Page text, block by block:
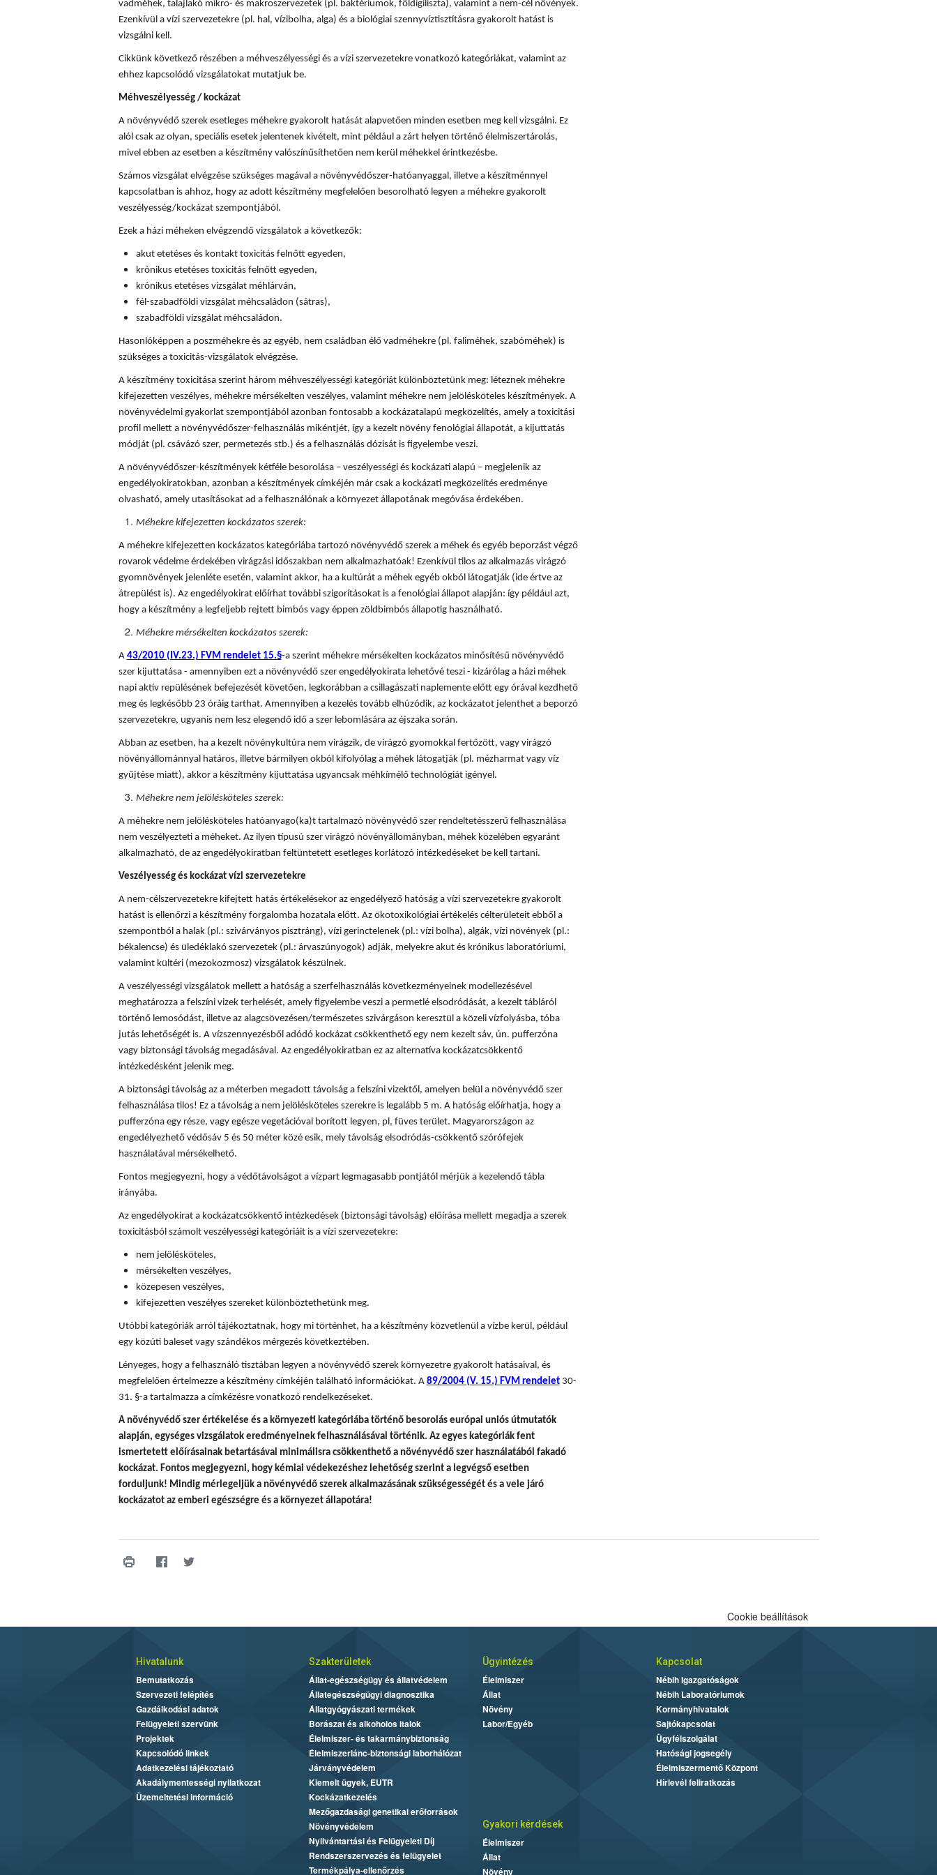
vadméhek, talajlakó mikro- és makroszervezetek (pl. baktériumok, földigiliszta), valamint a nem-cél növények.
Ezenkívül a vízi szervezetekre (pl. hal, vízibolha, alga) és a biológiai szennyvíztisztításra gyakorolt hatást is
vizsgálni kell.
Cikkünk következő részében a méhveszélyességi és a vízi szervezetekre vonatkozó kategóriákat, valamint az
ehhez kapcsolódó vizsgálatokat mutatjuk be.
Méhveszélyesség / kockázat
A növényvédő szerek esetleges méhekre gyakorolt hatását alapvetően minden esetben meg kell vizsgálni. Ez
alól csak az olyan, speciális esetek jelentenek kivételt, mint például a zárt helyen történő élelmiszertárolás,
mivel ebben az esetben a készítmény valószínűsíthetően nem kerül méhekkel érintkezésbe.
Számos vizsgálat elvégzése szükséges magával a növényvédőszer-hatóanyaggal, illetve a készítménnyel
kapcsolatban is ahhoz, hogy az adott készítmény megfelelően besorolható legyen a méhekre gyakorolt
veszélyesség/kockázat szempontjából.
Ezek a házi méheken elvégzendő vizsgálatok a következők:
akut etetéses és kontakt toxicitás felnőtt egyeden,
krónikus etetéses toxicitás felnőtt egyeden,
krónikus etetéses vizsgálat méhlárván,
fél-szabadföldi vizsgálat méhcsaládon (sátras),
szabadföldi vizsgálat méhcsaládon.
Hasonlóképpen a poszméhekre és az egyéb, nem családban élő vadméhekre (pl. faliméhek, szabóméhek) is
szükséges a toxicitás-vizsgálatok elvégzése.
A készítmény toxicitása szerint három méhveszélyességi kategóriát különböztetünk meg: léteznek méhekre
kifejezetten veszélyes, méhekre mérsékelten veszélyes, valamint méhekre nem jelölésköteles készítmények. A
növényvédelmi gyakorlat szempontjából azonban fontosabb a kockázatalapú megközelítés, amely a toxicitási
profil mellett a növényvédőszer-felhasználás mikéntjét, így a kezelt növény fenológiai állapotát, a kijuttatás
módját (pl. csávázó szer, permetezés stb.) és a felhasználás dózisát is figyelembe veszi.
A növényvédőszer-készítmények kétféle besorolása – veszélyességi és kockázati alapú – megjelenik az
engedélyokiratokban, azonban a készítmények címkéjén már csak a kockázati megközelítés eredménye
olvasható, amely utasításokat ad a felhasználónak a környezet állapotának megóvása érdekében.
Méhekre kifejezetten kockázatos szerek:
A méhekre kifejezetten kockázatos kategóriába tartozó növényvédő szerek a méhek és egyéb beporzást végző
rovarok védelme érdekében virágzási időszakban nem alkalmazhatóak! Ezenkívül tilos az alkalmazás virágzó
gyomnövények jelenléte esetén, valamint akkor, ha a kultúrát a méhek egyéb okból látogatják (ide értve az
átrepülést is). Az engedélyokirat előírhat további szigorításokat is a fenológiai állapot alapján: így például azt,
hogy a készítmény a legfeljebb rejtett bimbós vagy éppen zöldbimbós állapotig használható.
Méhekre mérsékelten kockázatos szerek:
A 43/2010 (IV.23.) FVM rendelet 15.§-a szerint méhekre mérsékelten kockázatos minősítésű növényvédő
szer kijuttatása - amennyiben ezt a növényvédő szer engedélyokirata lehetővé teszi - kizárólag a házi méhek
napi aktív repülésének befejezését követően, legkorábban a csillagászati naplemente előtt egy órával kezdhető
meg és legkésőbb 23 óráig tarthat. Amennyiben a kezelés tovább elhúzódik, az kockázatot jelenthet a beporzó
szervezetekre, ugyanis nem lesz elegendő idő a szer lebomlására az éjszaka során.
Abban az esetben, ha a kezelt növénykultúra nem virágzik, de virágzó gyomokkal fertőzött, vagy virágzó
növényállománnyal határos, illetve bármilyen okból kifolyólag a méhek látogatják (pl. mézharmat vagy víz
gyűjtése miatt), akkor a készítmény kijuttatása ugyancsak méhkímélő technológiát igényel.
Méhekre nem jelölésköteles szerek:
A méhekre nem jelölésköteles hatóanyago(ka)t tartalmazó növényvédő szer rendeltetésszerű felhasználása
nem veszélyezteti a méheket. Az ilyen típusú szer virágzó növényállományban, méhek közelében egyaránt
alkalmazható, de az engedélyokiratban feltüntetett esetleges korlátozó intézkedéseket be kell tartani.
Veszélyesség és kockázat vízi szervezetekre
A nem-célszervezetekre kifejtett hatás értékelésekor az engedélyező hatóság a vízi szervezetekre gyakorolt
hatást is ellenőrzi a készítmény forgalomba hozatala előtt. Az ökotoxikológiai értékelés célterületeit ebből a
szempontból a halak (pl.: szivárványos pisztráng), vízi gerinctelenek (pl.: vízi bolha), algák, vízi növények (pl.:
békalencse) és üledéklakó szervezetek (pl.: árvaszúnyogok) adják, melyekre akut és krónikus laboratóriumi,
valamint kültéri (mezokozmosz) vizsgálatok készülnek.
A veszélyességi vizsgálatok mellett a hatóság a szerfelhasználás következményeinek modellezésével
meghatározza a felszíni vizek terhelését, amely figyelembe veszi a permetlé elsodródását, a kezelt tábláról
történő lemosódást, illetve az alagcsövezésen/természetes szivárgáson keresztül a közeli vízfolyásba, tóba
jutás lehetőségét is. A vízszennyezésből adódó kockázat csökkenthető egy nem kezelt sáv, ún. pufferzóna
vagy biztonsági távolság megadásával. Az engedélyokiratban ez az alternatíva kockázatcsökkentő
intézkedésként jelenik meg.
A biztonsági távolság az a méterben megadott távolság a felszíni vizektől, amelyen belül a növényvédő szer
felhasználása tilos! Ez a távolság a nem jelölésköteles szerekre is legalább 5 m. A hatóság előírhatja, hogy a
pufferzóna egy része, vagy egésze vegetációval borított legyen, pl, füves terület. Magyarországon az
engedélyezhető védősáv 5 és 50 méter közé esik, mely távolság elsodródás-csökkentő szórófejek
használatával mérsékelhető.
Fontos megjegyezni, hogy a védőtávolságot a vízpart legmagasabb pontjától mérjük a kezelendő tábla
irányába.
Az engedélyokirat a kockázatcsökkentő intézkedések (biztonsági távolság) előírása mellett megadja a szerek
toxicitásból számolt veszélyességi kategóriáit is a vízi szervezetekre:
nem jelölésköteles,
mérsékelten veszélyes,
közepesen veszélyes,
kifejezetten veszélyes szereket különböztethetünk meg.
Utóbbi kategóriák arról tájékoztatnak, hogy mi történhet, ha a készítmény közvetlenül a vízbe kerül, például
egy közúti baleset vagy szándékos mérgezés következtében.
Lényeges, hogy a felhasználó tisztában legyen a növényvédő szerek környezetre gyakorolt hatásaival, és
megfelelően értelmezze a készítmény címkéjén található információkat. A 89/2004 (V. 15.) FVM rendelet30-
31. §-a tartalmazza a címkézésre vonatkozó rendelkezéseket.
A növényvédő szer értékelése és a környezeti kategóriába történő besorolás európai uniós útmutatók
alapján, egységes vizsgálatok eredményeinek felhasználásával történik. Az egyes kategóriák fent
ismertetett előírásainak betartásával minimálisra csökkenthető a növényvédő szer használatából fakadó
kockázat. Fontos megjegyezni, hogykémiai védekezéshez lehetőség szerint a legvégső esetben
forduljunk! Mindig mérlegeljük a növényvédő szerek alkalmazásának szükségességét és a vele járó
kockázatot az emberi egészségre és a környezet állapotára!
Cookie beállítások
Hivatalunk
Bemutatkozás
Szervezeti felépítés
Gazdálkodási adatok
Felügyeleti szervünk
Projektek
Kapcsolódó linkek
Adatkezelési tájékoztató
Akadálymentességi nyilatkozat
Üzemeltetési információ
Szakterületek
Állat-egészségügy és állatvédelem
Állategészségügyi diagnosztika
Állatgyógyászati termékek
Borászat és alkoholos italok
Élelmiszer- és takarmánybiztonság
Élelmiszerlánc-biztonsági laborhálózat
Járványvédelem
Kiemelt ügyek, EUTR
Kockázatkezelés
Mezőgazdasági genetikai erőforrások
Növényvédelem
Nyilvántartási és Felügyeleti Díj
Rendszerszervezés és felügyelet
Termékpálya-ellenőrzés
Ügyintézés
Élelmiszer
Állat
Növény
Labor/Egyéb
Kapcsolat
Nébih Igazgatóságok
Nébih Laboratóriumok
Kormányhivatalok
Sajtókapcsolat
Ügyfélszolgálat
Hatósági jogsegély
Élelmiszermentő Központ
Hírlevél feliratkozás
Gyakori kérdések
Élelmiszer
Állat
Növény